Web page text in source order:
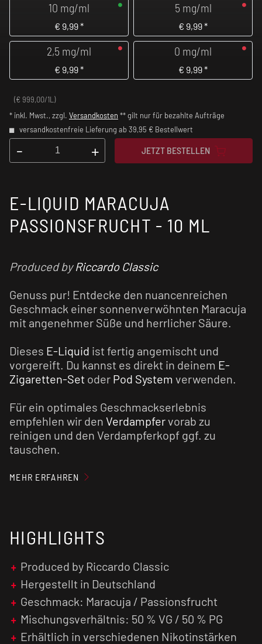
10 mg/ml
€ 9,99*
5 mg/ml
€ 9,99*
2,5 mg/ml
€ 9,99*
0 mg/ml
€ 9,99*
(€ 999,00/1L)
* inkl. Mwst., zzgl. Versandkosten ** gilt nur für bezahlte Aufträge
versandkostenfreie Lieferung ab 39,95 € Bestellwert
- + JETZT BESTELLEN
E-LIQUID MARACUJA
PASSIONSFRUCHT - 10 ML
Produced byRiccardo Classic
Genuss pur! Entdecke den nuancenreichen
Geschmack einer sonnenverwöhnten Maracuja
mit angenehmer Süße und herrlicher Säure.
Dieses E-Liquid ist fertig angemischt und
vorgereift. Du kannst es direkt in deinem E-
Zigaretten-Set oder Pod System verwenden.
Für ein optimales Geschmackserlebnis
empfehlen wir den Verdampfervorab zu
reinigen und den Verdampferkopf ggf. zu
tauschen.
MEHR ERFAHREN
HIGHLIGHTS
Produced by Riccardo Classic
Hergestellt in Deutschland
Geschmack: Maracuja / Passionsfrucht
Mischungsverhältnis: 50 % VG / 50 % PG
Erhältlich in verschiedenen Nikotinstärken